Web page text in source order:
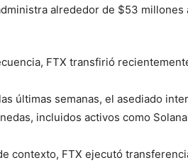
alrededor de $53 millones
FTX transfirió
últimas semanas, el asediado
incluidos activos como
contexto, FTX ejecutó